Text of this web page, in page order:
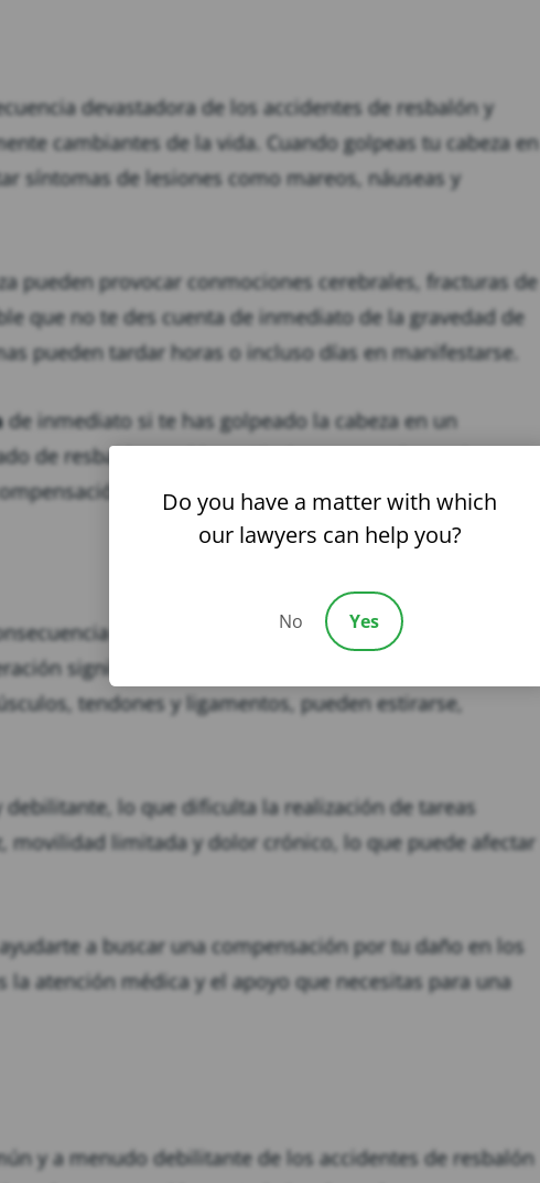
devastadora de los accidentes de resbalón y
cambiantes de la vida. Cuando golpeas tu cabeza en
síntomas de lesiones como mareos, náuseas y
pueden provocar conmociones cerebrales, fracturas de
que no te des cuenta de inmediato de la gravedad de
pueden tardar horas o incluso días en manifestarse.
de inmediato si te has golpeado la cabeza en un
de resbalón y caída en Kissimmee puede ayudarte a
justa por tus lesiones en la cabeza.
común de los accidentes de resbalón y caída,
significativos en tu vida diaria. Cuando te resbalas
tendones y ligamentos, pueden estirarse,
lo que dificulta la realización de tareas
movilidad limitada y dolor crónico, lo que puede afectar
a buscar una compensación por tu daño en los
atención médica y el apoyo que necesitas para una
y a menudo debilitante de los accidentes de resbalón
Do you have a matter with which
our lawyers can help you?
No Yes